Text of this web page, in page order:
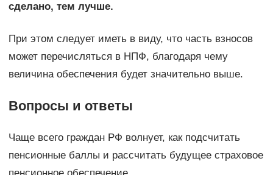
сделано, тем лучше.
При этом следует иметь в виду, что часть взносов
может перечисляться в НПФ, благодаря чему
величина обеспечения будет значительно выше.
Вопросы и ответы
Чаще всего граждан РФ волнует, как подсчитать
пенсионные баллы и рассчитать будущее страховое